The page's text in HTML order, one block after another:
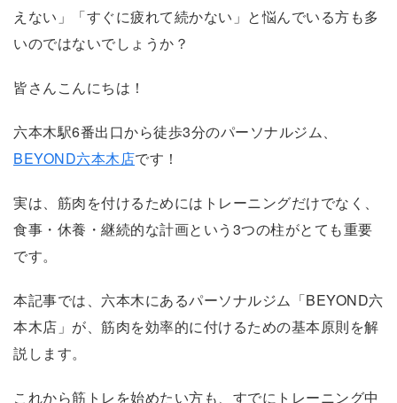
えない」「すぐに疲れて続かない」と悩んでいる方も多
いのではないでしょうか？
皆さんこんにちは！
六本木駅6番出口から徒歩3分のパーソナルジム、
BEYOND六本木店です！
実は、筋肉を付けるためにはトレーニングだけでなく、
食事・休養・継続的な計画という3つの柱がとても重要
です。
本記事では、六本木にあるパーソナルジム「BEYOND六
本木店」が、筋肉を効率的に付けるための基本原則を解
説します。
これから筋トレを始めたい方も、すでにトレーニング中